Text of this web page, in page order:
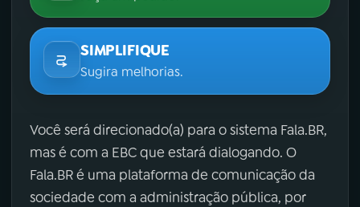
SIMPLIFIQUE
Sugira melhorias.
Você será direcionado(a) para o sistema Fala.BR,
mas é com a EBC que estará dialogando. O
Fala.BR é uma plataforma de comunicação da
sociedade com a administração pública, por